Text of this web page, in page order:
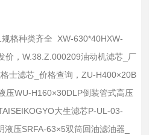
格种类齐全 XW-630*40HXW-
价，W.38.Z.000209油动机滤芯_厂
士滤芯_价格查询，ZU-H400×20B
压WU-H160×30DLP倒装管式高压
大生滤芯P-UL-03-
压SRFA-63×5双筒回油滤油器_